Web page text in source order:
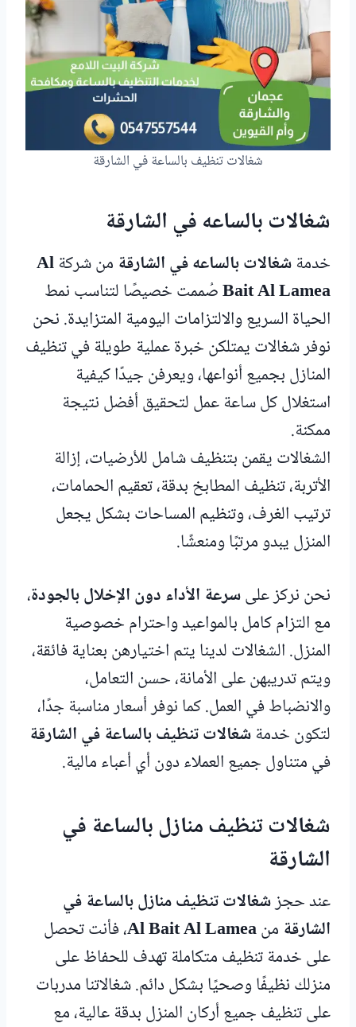
شغالات تنظيف بالساعة في الشارقة
شغالات بالساعه في الشارقة
خدمةشغالات بالساعه في الشارقة من شركةAl
Bait Al Lameaصُممت خصيصًا لتناسب نمط
الحياة السريع والالتزامات اليومية المتزايدة. نحن
نوفر شغالات يمتلكن خبرة عملية طويلة في تنظيف
المنازل بجميع أنواعها، ويعرفن جيدًا كيفية
استغلال كل ساعة عمل لتحقيق أفضل نتيجة
ممكنة.
الشغالات يقمن بتنظيف شامل للأرضيات، إزالة
الأتربة، تنظيف المطابخ بدقة، تعقيم الحمامات،
ترتيب الغرف، وتنظيم المساحات بشكل يجعل
المنزل يبدو مرتبًا ومنعشًا.
نحن نركز علىسرعة الأداء دون الإخلال بالجودة،
مع التزام كامل بالمواعيد واحترام خصوصية
المنزل. الشغالات لدينا يتم اختيارهن بعناية فائقة،
ويتم تدريبهن على الأمانة، حسن التعامل،
والانضباط في العمل. كما نوفر أسعار مناسبة جدًا،
لتكون خدمةشغالات تنظيف بالساعة في الشارقة
في متناول جميع العملاء دون أي أعباء مالية.
شغالات تنظيف منازل بالساعة في
الشارقة
عند حجزشغالات تنظيف منازل بالساعة في
الشارقة منAl Bait Al Lamea، فأنت تحصل
على خدمة تنظيف متكاملة تهدف للحفاظ على
منزلك نظيفًا وصحيًا بشكل دائم. شغالاتنا مدربات
على تنظيف جميع أركان المنزل بدقة عالية، مع